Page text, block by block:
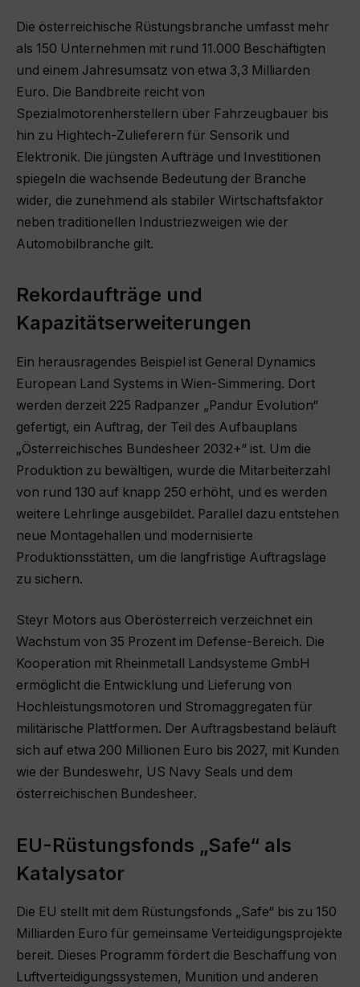
Die österreichische Rüstungsbranche umfasst mehr
als 150 Unternehmen mit rund 11.000 Beschäftigten
und einem Jahresumsatz von etwa 3,3 Milliarden
Euro. Die Bandbreite reicht von
Spezialmotorenherstellern über Fahrzeugbauer bis
hin zu Hightech-Zulieferern für Sensorik und
Elektronik. Die jüngsten Aufträge und Investitionen
spiegeln die wachsende Bedeutung der Branche
wider, die zunehmend als stabiler Wirtschaftsfaktor
neben traditionellen Industriezweigen wie der
Automobilbranche gilt.
Rekordaufträge und
Kapazitätserweiterungen
Ein herausragendes Beispiel ist General Dynamics
European Land Systems in Wien-Simmering. Dort
werden derzeit 225 Radpanzer „Pandur Evolution“
gefertigt, ein Auftrag, der Teil des Aufbauplans
„Österreichisches Bundesheer 2032+“ ist. Um die
Produktion zu bewältigen, wurde die Mitarbeiterzahl
von rund 130 auf knapp 250 erhöht, und es werden
weitere Lehrlinge ausgebildet. Parallel dazu entstehen
neue Montagehallen und modernisierte
Produktionsstätten, um die langfristige Auftragslage
zu sichern.
Steyr Motors aus Oberösterreich verzeichnet ein
Wachstum von 35 Prozent im Defense-Bereich. Die
Kooperation mit Rheinmetall Landsysteme GmbH
ermöglicht die Entwicklung und Lieferung von
Hochleistungsmotoren und Stromaggregaten für
militärische Plattformen. Der Auftragsbestand beläuft
sich auf etwa 200 Millionen Euro bis 2027, mit Kunden
wie der Bundeswehr, US Navy Seals und dem
österreichischen Bundesheer.
EU-Rüstungsfonds „Safe“ als
Katalysator
Die EU stellt mit dem Rüstungsfonds „Safe“ bis zu 150
Milliarden Euro für gemeinsame Verteidigungsprojekte
bereit. Dieses Programm fördert die Beschaffung von
Luftverteidigungssystemen, Munition und anderen